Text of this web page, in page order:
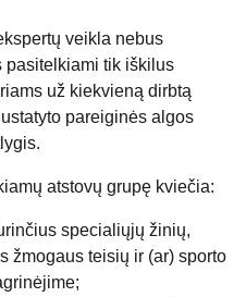
veikla nebus
pasitelkiami tik iškilus
už kiekvieną dirbtą
pareiginės algos
atstovų grupę kviečia:
specialiųjų žinių,
žmogaus teisių ir (ar) sporto